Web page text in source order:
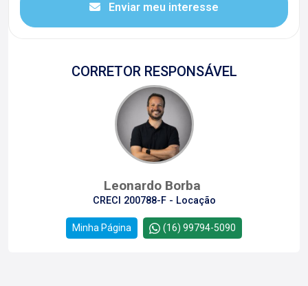
Enviar meu interesse
CORRETOR RESPONSÁVEL
Leonardo Borba
CRECI 200788-F - Locação
Minha Página (16) 99794-5090